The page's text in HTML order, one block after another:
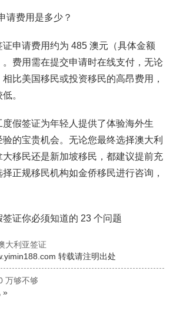
请费用是多少？
申请费用约为 485 澳元（具体金额
。费用需在提交申请时在线支付，无论
比美国移民或投资移民的高昂费用，
。
假签证为年轻人提供了体验海外生
的宝贵机会。无论您最终选择澳大利
移民还是新加坡移民，都建议提前充
正规移民机构如金侨移民进行咨询，
大利亚签证
转载请注明出处
万够不够
»